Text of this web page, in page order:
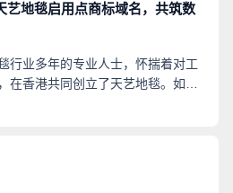
艺地毯启用点商标域名，共筑数
行业多年的专业人士，怀揣着对工
在香港共同创立了天艺地毯。如
制地毯领域的全链条解决方案提供